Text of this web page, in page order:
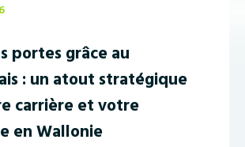
portes grâce au
: un atout stratégique
carrière et votre
en Wallonie